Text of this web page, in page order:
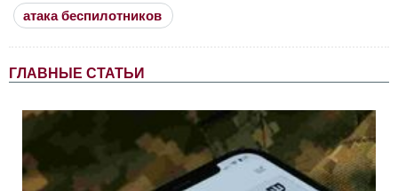
атака беспилотников
ГЛАВНЫЕ СТАТЬИ